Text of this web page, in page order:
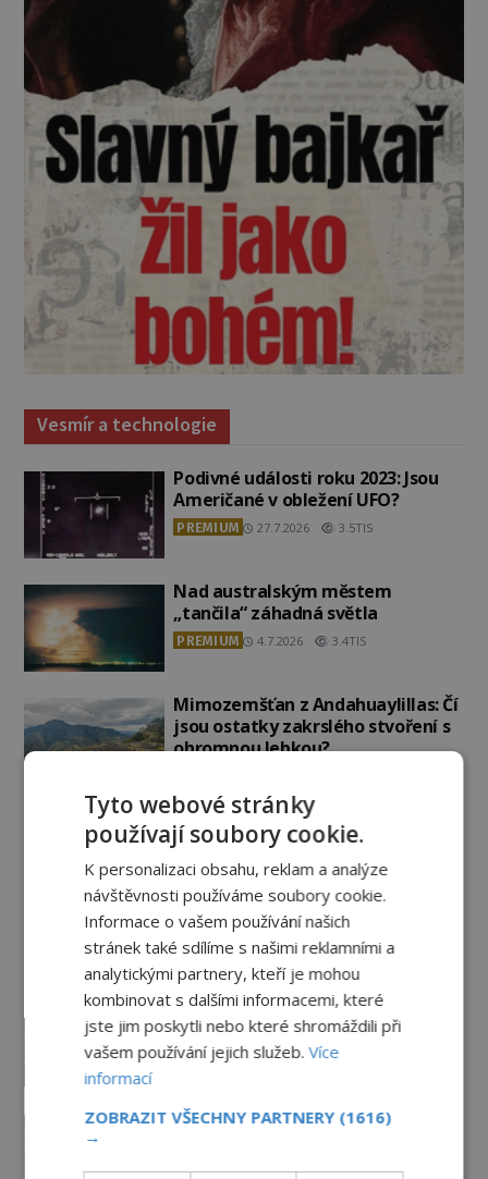
Vesmír a technologie
Podivné události roku 2023: Jsou
Američané v obležení UFO?
PREMIUM 27.7.2026 3.5TIS
Nad australským městem
„tančila“ záhadná světla
PREMIUM 4.7.2026 3.4TIS
Mimozemšťan z Andahuaylillas: Čí
jsou ostatky zakrslého stvoření s
ohromnou lebkou?
Záhady historie
Rosslynská kaple: Chrám, který
dodnes střeží svá největší
tajemství
Zmizelo pohádkové bohatství
templářského řádu do
nenávratna?
Neznámé podzemní prostory pod
Tyto webové stránky
používají soubory cookie.
K personalizaci obsahu, reklam a analýze
návštěvnosti používáme soubory cookie.
Informace o vašem používání našich
stránek také sdílíme s našimi reklamními a
analytickými partnery, kteří je mohou
kombinovat s dalšími informacemi, které
jste jim poskytli nebo které shromáždili při
vašem používání jejich služeb.Více
informací
ZOBRAZIT VŠECHNY PARTNERY (1616)
→